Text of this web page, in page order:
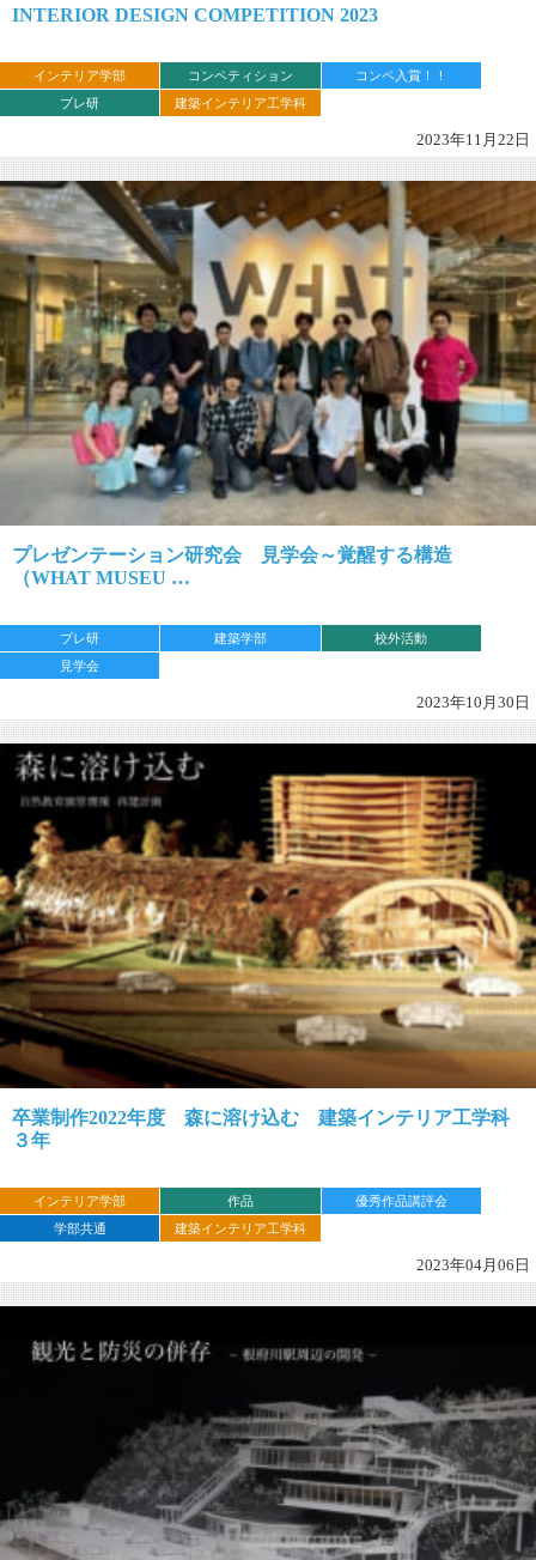
INTERIOR DESIGN COMPETITION 2023
インテリア学部 コンペティション
コンペ入賞！！
プレ研
建築インテリア工学科
2023年11月22日
プレゼンテーション研究会 見学会～覚醒する構造
（WHAT MUSEU …
プレ研 建築学部
校外活動
見学会
2023年10月30日
卒業制作2022年度 森に溶け込む 建築インテリア工学科
３年
インテリア学部 作品
優秀作品講評会
学部共通
建築インテリア工学科
2023年04月06日